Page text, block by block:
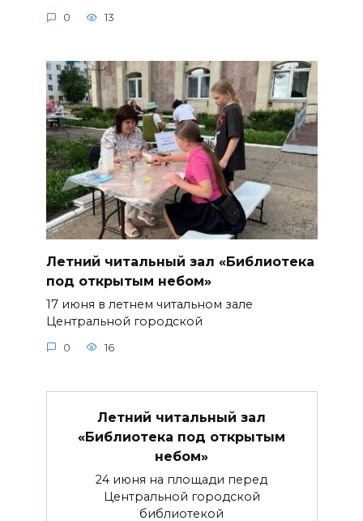
0 13
Летний читальный зал «Библиотека
под открытым небом»
17 июня в летнем читальном зале
Центральной городской
0 16
Летний читальный зал
«Библиотека под открытым
небом»
24 июня на площади перед
Центральной городской
библиотекой